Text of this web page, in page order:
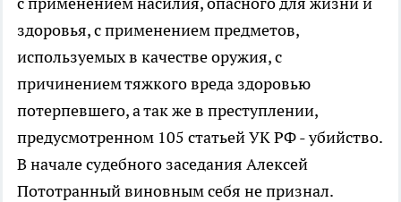
здоровья, с применением предметов,
используемых в качестве оружия, с
причинением тяжкого вреда здоровью
потерпевшего, а так же в преступлении,
предусмотренном 105 статьей УК РФ - убийство.
В начале судебного заседания Алексей
Пототранный виновным себя не признал.